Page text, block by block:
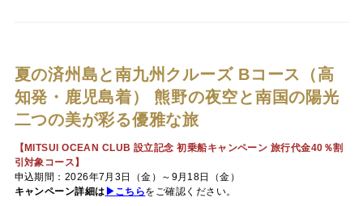
夏の済州島と南九州クルーズ Bコース（高
知発・鹿児島着） 熊野の夜空と南国の陽光
二つの美が彩る優雅な旅
【MITSUI OCEAN CLUB 設立記念 初乗船キャンペーン 旅行代金40％割
引対象コース】
申込期間：2026年7月3日（金）～9月18日（金）
キャンペーン詳細は ▶こちらをご確認ください。